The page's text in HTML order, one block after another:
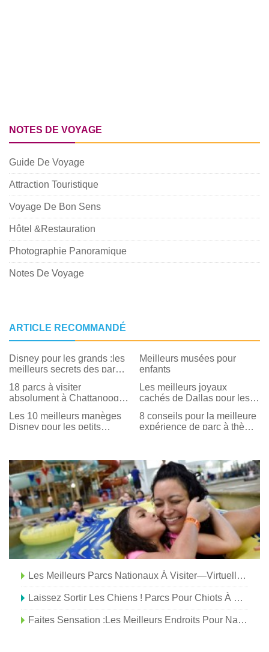
NOTES DE VOYAGE
Guide De Voyage
Attraction Touristique
Voyage De Bon Sens
Hôtel &Restauration
Photographie Panoramique
Notes De Voyage
ARTICLE RECOMMANDÉ
Disney pour les grands :les
meilleurs secrets des parcs
Meilleurs musées pour
enfants
18 parcs à visiter
absolument à Chattanooga
faire dans chacun)
Les meilleurs joyaux
cachés de Dallas pour les
Les 10 meilleurs manèges
Disney pour les petits
8 conseils pour la meilleure
expérience de parc à thème
Les Meilleurs Parcs Nationaux À Visiter—Virtuellement
Laissez Sortir Les Chiens ! Parcs Pour Chiots À Greater Palm Springs
Faites Sensation :les Meilleurs Endroits Pour Nager En Ville En Plein Air